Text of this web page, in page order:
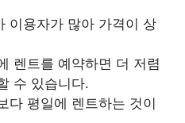
이용자가 많아 가격이 상
렌트를 예약하면 더 저렴
수 있습니다.
다 평일에 렌트하는 것이